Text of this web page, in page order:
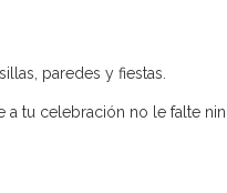
paredes y fiestas.
tu celebración no le falte